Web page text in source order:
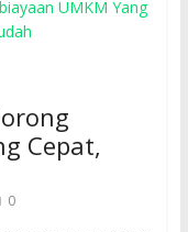
Cepat,
0